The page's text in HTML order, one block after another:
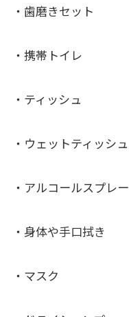
・歯磨きセット
・携帯トイレ
・ティッシュ
・ウェットティッシュ
・アルコールスプレー
・身体や手口拭き
・マスク